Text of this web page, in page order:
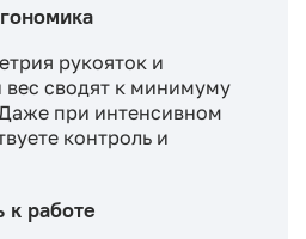
рукояток и
сводят к минимуму
Даже при интенсивном
контроль и
к работе